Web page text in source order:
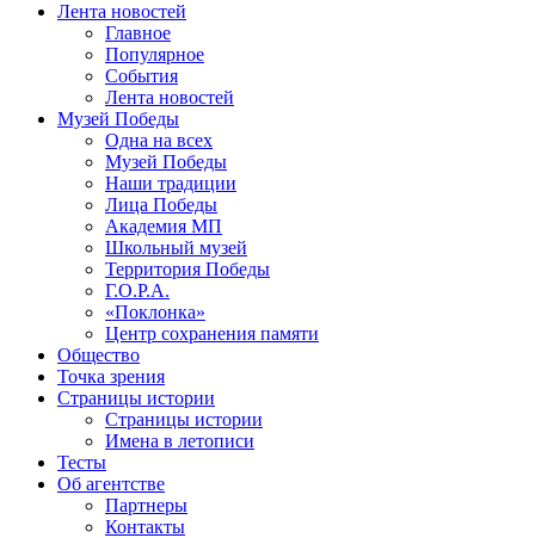
Лента новостей
Главное
Популярное
События
Лента новостей
Музей Победы
Одна на всех
Музей Победы
Наши традиции
Лица Победы
Академия МП
Школьный музей
Территория Победы
Г.О.Р.А.
«Поклонка»
Центр сохранения памяти
Общество
Точка зрения
Страницы истории
Страницы истории
Имена в летописи
Тесты
Об агентстве
Партнеры
Контакты